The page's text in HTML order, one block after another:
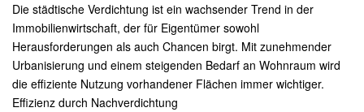
Die städtische Verdichtung ist ein wachsender Trend in der
Immobilienwirtschaft, der für Eigentümer sowohl
Herausforderungen als auch Chancen birgt. Mit zunehmender
Urbanisierung und einem steigenden Bedarf an Wohnraum wird
die effiziente Nutzung vorhandener Flächen immer wichtiger.
Effizienz durch Nachverdichtung